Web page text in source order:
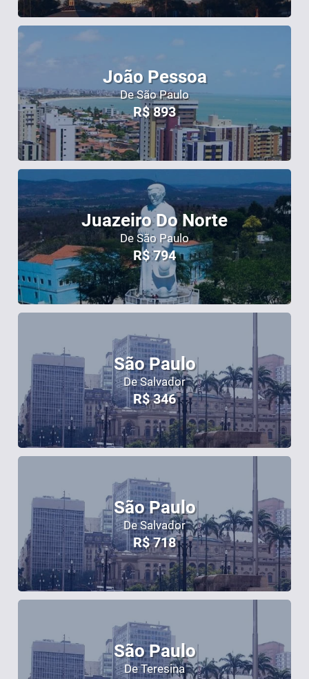
João Pessoa
De São Paulo
R$893
Juazeiro Do Norte
De São Paulo
R$794
São Paulo
De Salvador
R$346
São Paulo
De Salvador
R$718
São Paulo
De Teresina